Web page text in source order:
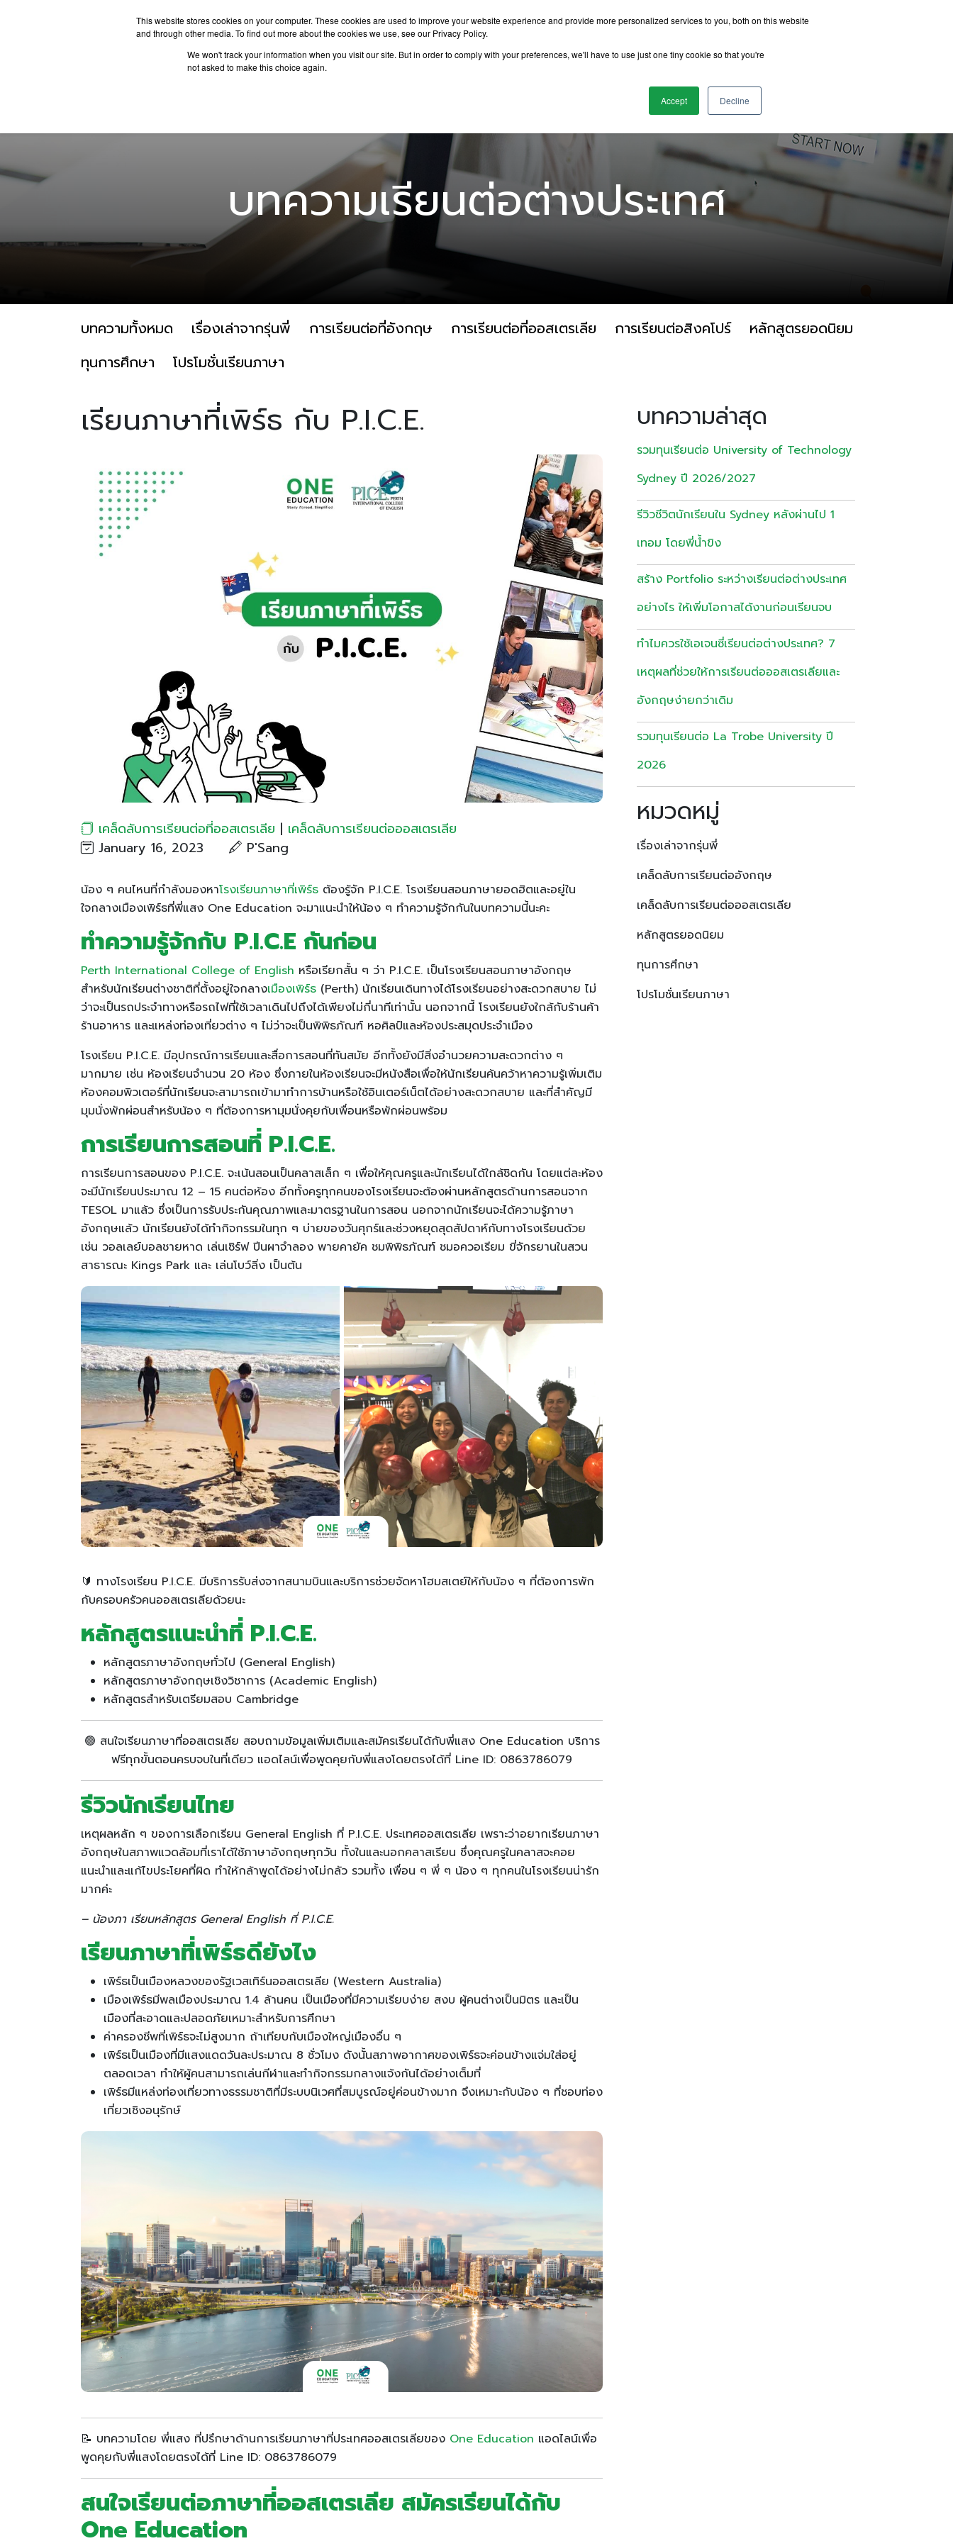
This website stores cookies on your computer. These cookies are used to improve your website experience and provide more personalized services to you, both on this website
and through other media. To find out more about the cookies we use, see our Privacy Policy.
We won't track your information when you visit our site. But in order to comply with your preferences, we'll have to use just one tiny cookie so that you're
not asked to make this choice again.
Accept Decline
ประเทศน่าเรียนต่อ
บทความเรียนต่อต่างประเทศ
บทความทั้งหมด เรื่องเล่าจากรุ่นพี่ การเรียนต่อที่อังกฤษ การเรียนต่อที่ออสเตรเลีย การเรียนต่อสิงคโปร์
หลักสูตรยอดนิยม
ทุนการศึกษา
โปรโมชั่นเรียนภาษา
เรียนภาษาที่เพิร์ธ กับ P.I.C.E.
เคล็ดลับการเรียนต่อที่ออสเตรเลีย | เคล็ดลับการเรียนต่อออสเตรเลีย
January 16, 2023
P'Sang
น้อง ๆ คนไหนที่กำลังมองหาโรงเรียนภาษาที่เพิร์ธ ต้องรู้จัก P.I.C.E. โรงเรียนสอนภาษายอดฮิตและอยู่ใน
ใจกลางเมืองเพิร์ธที่พี่แสง One Education จะมาแนะนำให้น้อง ๆ ทำความรู้จักกันในบทความนี้นะคะ
ทำความรู้จักกับ P.I.C.E กันก่อน
Perth International College of English หรือเรียกสั้น ๆ ว่า P.I.C.E. เป็นโรงเรียนสอนภาษาอังกฤษ
สำหรับนักเรียนต่างชาติที่ตั้งอยู่ใจกลางเมืองเพิร์ธ (Perth) นักเรียนเดินทางได้โรงเรียนอย่างสะดวกสบาย ไม่
ว่าจะเป็นรถประจำทางหรือรถไฟที่ใช้เวลาเดินไปถึงได้เพียงไม่กี่นาทีเท่านั้น นอกจากนี้ โรงเรียนยังใกล้กับร้านค้า
ร้านอาหาร และแหล่งท่องเที่ยวต่าง ๆ ไม่ว่าจะเป็นพิพิธภัณฑ์ หอศิลป์และห้องประสมุดประจำเมือง
โรงเรียน P.I.C.E. มีอุปกรณ์การเรียนและสื่อการสอนที่ทันสมัย อีกทั้งยังมีสิ่งอำนวยความสะดวกต่าง ๆ
มากมาย เช่น ห้องเรียนจำนวน 20 ห้อง ซึ่งภายในห้องเรียนจะมีหนังสือเพื่อให้นักเรียนค้นคว้าหาความรู้เพิ่มเติม
ห้องคอมพิวเตอร์ที่นักเรียนจะสามารถเข้ามาทำการบ้านหรือใช้อินเตอร์เน็ตได้อย่างสะดวกสบาย และที่สำคัญมี
มุมนั่งพักผ่อนสำหรับน้อง ๆ ที่ต้องการหามุมนั่งคุยกับเพื่อนหรือพักผ่อนพร้อม
การเรียนการสอนที่ P.I.C.E.
การเรียนการสอนของ P.I.C.E. จะเน้นสอนเป็นคลาสเล็ก ๆ เพื่อให้คุณครูและนักเรียนได้ใกล้ชิดกัน โดยแต่ละห้อง
จะมีนักเรียนประมาณ 12 – 15 คนต่อห้อง อีกทั้งครูทุกคนของโรงเรียนจะต้องผ่านหลักสูตรด้านการสอนจาก
TESOL มาแล้ว ซึ่งเป็นการรับประกันคุณภาพและมาตรฐานในการสอน นอกจากนักเรียนจะได้ความรู้ภาษา
อังกฤษแล้ว นักเรียนยังได้ทำกิจกรรมในทุก ๆ บ่ายของวันศุกร์และช่วงหยุดสุดสัปดาห์กับทางโรงเรียนด้วย
เช่น วอลเลย์บอลชายหาด เล่นเซิร์ฟ ปีนผาจำลอง พายคายัค ชมพิพิธภัณฑ์ ชมอควอเรียม ขี่จักรยานในสวน
สาธารณะ Kings Park และ เล่นโบว์ลิ่ง เป็นต้น
🔰 ทางโรงเรียน P.I.C.E. มีบริการรับส่งจากสนามบินและบริการช่วยจัดหาโฮมสเตย์ให้กับน้อง ๆ ที่ต้องการพัก
กับครอบครัวคนออสเตรเลียด้วยนะ
หลักสูตรแนะนำที่ P.I.C.E.
หลักสูตรภาษาอังกฤษทั่วไป (General English)
หลักสูตรภาษาอังกฤษเชิงวิชาการ (Academic English)
หลักสูตรสำหรับเตรียมสอบ Cambridge
🟢 สนใจเรียนภาษาที่ออสเตรเลีย สอบถามข้อมูลเพิ่มเติมและสมัครเรียนได้กับพี่แสง One Education บริการ
ฟรีทุกขั้นตอนครบจบในที่เดียว แอดไลน์เพื่อพูดคุยกับพี่แสงโดยตรงได้ที่ Line ID: 0863786079
รีวิวนักเรียนไทย
เหตุผลหลัก ๆ ของการเลือกเรียน General English ที่ P.I.C.E. ประเทศออสเตรเลีย เพราะว่าอยากเรียนภาษา
อังกฤษในสภาพแวดล้อมที่เราได้ใช้ภาษาอังกฤษทุกวัน ทั้งในและนอกคลาสเรียน ซึ่งคุณครูในคลาสจะคอย
แนะนำและแก้ไขประโยคที่ผิด ทำให้กล้าพูดได้อย่างไม่กลัว รวมทั้ง เพื่อน ๆ พี่ ๆ น้อง ๆ ทุกคนในโรงเรียนน่ารัก
มากค่ะ
– น้องภา เรียนหลักสูตร General English ที่ P.I.C.E.
เรียนภาษาที่เพิร์ธดียังไง
เพิร์ธเป็นเมืองหลวงของรัฐเวสเทิร์นออสเตรเลีย (Western Australia)
เมืองเพิร์ธมีพลเมืองประมาณ 1.4 ล้านคน เป็นเมืองที่มีความเรียบง่าย สงบ ผู้คนต่างเป็นมิตร และเป็น
เมืองที่สะอาดและปลอดภัยเหมาะสำหรับการศึกษา
ค่าครองชีพที่เพิร์ธจะไม่สูงมาก ถ้าเทียบกับเมืองใหญ่เมืองอื่น ๆ
เพิร์ธเป็นเมืองที่มีแสงแดดวันละประมาณ 8 ชั่วโมง ดังนั้นสภาพอากาศของเพิร์ธจะค่อนข้างแจ่มใส่อยู่
ตลอดเวลา ทำให้ผู้คนสามารถเล่นกีฬาและทำกิจกรรมกลางแจ้งกันได้อย่างเต็มที่
เพิร์ธมีแหล่งท่องเที่ยวทางธรรมชาติที่มีระบบนิเวศที่สมบูรณ์อยู่ค่อนข้างมาก จึงเหมาะกับน้อง ๆ ที่ชอบท่อง
เที่ยวเชิงอนุรักษ์
📝 บทความโดย พี่แสง ที่ปรึกษาด้านการเรียนภาษาที่ประเทศออสเตรเลียของ One Education แอดไลน์เพื่อ
พูดคุยกับพี่แสงโดยตรงได้ที่ Line ID: 0863786079
สนใจเรียนต่อภาษาที่ออสเตรเลีย สมัครเรียนได้กับ
One Education
บทความล่าสุด
รวมทุนเรียนต่อ University of Technology
Sydney ปี 2026/2027
รีวิวชีวิตนักเรียนใน Sydney หลังผ่านไป 1
เทอม โดยพี่น้ำขิง
สร้าง Portfolio ระหว่างเรียนต่อต่างประเทศ
อย่างไร ให้เพิ่มโอกาสได้งานก่อนเรียนจบ
ทำไมควรใช้เอเจนซี่เรียนต่อต่างประเทศ? 7
เหตุผลที่ช่วยให้การเรียนต่อออสเตรเลียและ
อังกฤษง่ายกว่าเดิม
รวมทุนเรียนต่อ La Trobe University ปี
2026
หมวดหมู่
เรื่องเล่าจากรุ่นพี่
เคล็ดลับการเรียนต่ออังกฤษ
เคล็ดลับการเรียนต่อออสเตรเลีย
หลักสูตรยอดนิยม
ทุนการศึกษา
โปรโมชั่นเรียนภาษา